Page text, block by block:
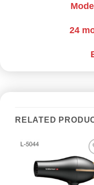
24
RELATED